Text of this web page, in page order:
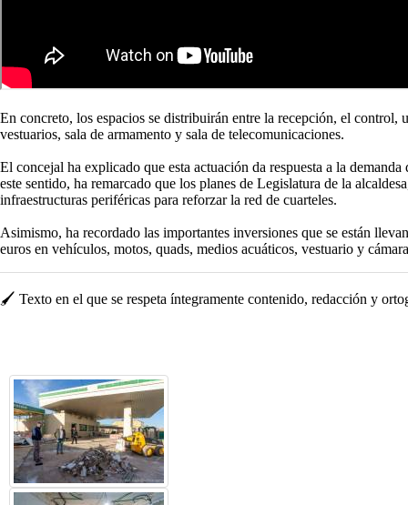
En concreto, los espacios se distribuirán entre la recepción, el
vestuarios, sala de armamento y sala de telecomunicaciones.
El concejal ha explicado que esta actuación da respuesta a la
este sentido, ha remarcado que los planes de Legislatura de la
infraestructuras periféricas para reforzar la red de cuarteles.
Asimismo, ha recordado las importantes inversiones que se están
euros en vehículos, motos, quads, medios acuáticos, vestuario y
🖌️ Texto en el que se respeta íntegramente contenido, redacción y